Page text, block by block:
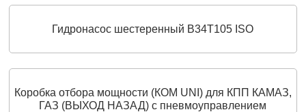
Гидронасос шестеренный B34T105 ISO
Коробка отбора мощности (КОМ UNI) для КПП КАМАЗ,
ГАЗ (ВЫХОД НАЗАД) с пневмоуправлением